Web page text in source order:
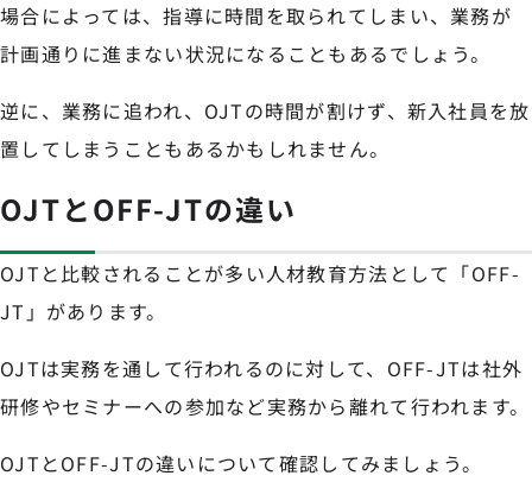
場合によっては、指導に時間を取られてしまい、業務が
計画通りに進まない状況になることもあるでしょう。
逆に、業務に追われ、OJTの時間が割けず、新入社員を放
置してしまうこともあるかもしれません。
OJTとOFF-JTの違い
OJTと比較されることが多い人材教育方法として「OFF-
JT」があります。
OJTは実務を通して行われるのに対して、OFF-JTは社外
研修やセミナーへの参加など実務から離れて行われます。
OJTとOFF-JTの違いについて確認してみましょう。